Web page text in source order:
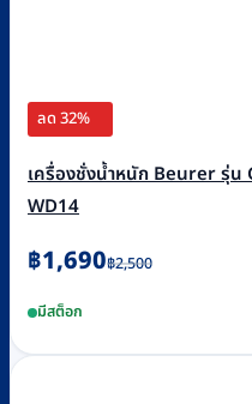
ลด 32%
เครื่องชั่งน้ำหนัก Beurer รุ่น
WD14
฿2,500
Original
was:
฿2,500.
฿1,690
Current
is:
฿1,690.
มีสต็อก